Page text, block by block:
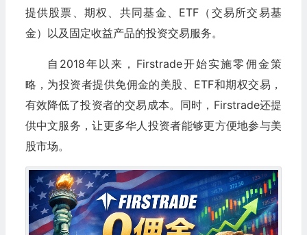
提供股票、期权、共同基金、ETF（交易所交易基
金）以及固定收益产品的投资交易服务。
自2018年以来，Firstrade开始实施零佣金策
略，为投资者提供免佣金的美股、ETF和期权交易，
有效降低了投资者的交易成本。同时，Firstrade还提
供中文服务，让更多华人投资者能够更方便地参与美
股市场。